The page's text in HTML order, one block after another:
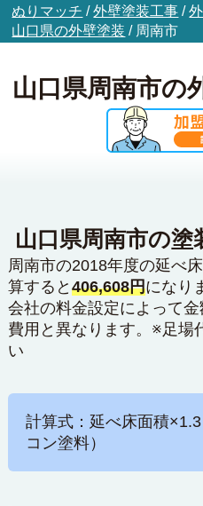
ぬりマッチ /外壁塗装工事 /
山口県の外壁塗装 / 周南市
山口県周南市の
山口県周南市の塗
周南市の2018年度の延べ
算すると 406,608円になり
会社の料金設定によって
費用と異なります。※足場
い
計算式：延べ床面積
コン塗料）